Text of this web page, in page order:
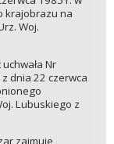
krajobrazu na
Woj.
Nr
dnia 22 czerwca
Lubuskiego z
zajmuje